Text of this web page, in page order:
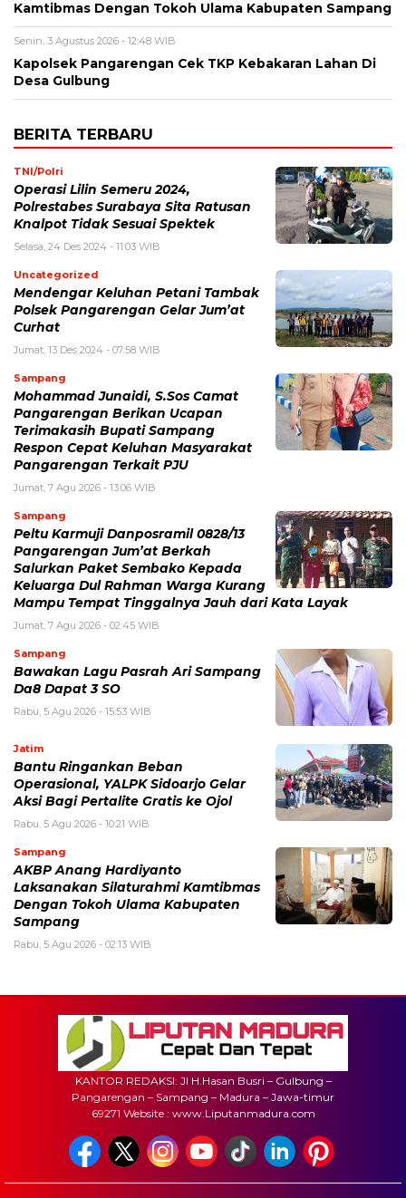
Kamtibmas Dengan Tokoh Ulama Kabupaten Sampang
Senin, 3 Agustus 2026 - 12:48 WIB
Kapolsek Pangarengan Cek TKP Kebakaran Lahan Di
Desa Gulbung
BERITA TERBARU
TNI/Polri
Operasi Lilin Semeru 2024,
Polrestabes Surabaya Sita Ratusan
Knalpot Tidak Sesuai Spektek
Selasa, 24 Des 2024 - 11:03 WIB
Uncategorized
Mendengar Keluhan Petani Tambak
Polsek Pangarengan Gelar Jum’at
Curhat
Jumat, 13 Des 2024 - 07:58 WIB
Sampang
Mohammad Junaidi, S.Sos Camat
Pangarengan Berikan Ucapan
Terimakasih Bupati Sampang
Respon Cepat Keluhan Masyarakat
Pangarengan Terkait PJU
Jumat, 7 Agu 2026 - 13:06 WIB
Sampang
Peltu Karmuji Danposramil 0828/13
Pangarengan Jum’at Berkah
Salurkan Paket Sembako Kepada
Keluarga Dul Rahman Warga Kurang
Mampu Tempat Tinggalnya Jauh dari Kata Layak
Jumat, 7 Agu 2026 - 02:45 WIB
Sampang
Bawakan Lagu Pasrah Ari Sampang
Da8 Dapat 3 SO
Rabu, 5 Agu 2026 - 15:53 WIB
Jatim
Bantu Ringankan Beban
Operasional, YALPK Sidoarjo Gelar
Aksi Bagi Pertalite Gratis ke Ojol
Rabu, 5 Agu 2026 - 10:21 WIB
Sampang
AKBP Anang Hardiyanto
Laksanakan Silaturahmi Kamtibmas
Dengan Tokoh Ulama Kabupaten
Sampang
Rabu, 5 Agu 2026 - 02:13 WIB
KANTOR REDAKSI: Jl H.Hasan Busri – Gulbung –
Pangarengan – Sampang – Madura – Jawa-timur
69271 Website : www.Liputanmadura.com